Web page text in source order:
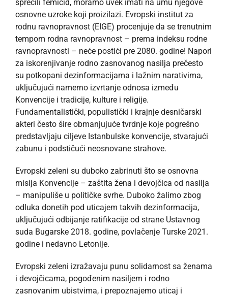
sprečili femicid, moramo uvek imati na umu njegove
osnovne uzroke koji proizilazi. Evropski institut za
rodnu ravnopravnost (EIGE) procenjuje da se trenutnim
tempom rodna ravnopravnost – prema indeksu rodne
ravnopravnosti – neće postići pre 2080. godine! Napori
za iskorenjivanje rodno zasnovanog nasilja prečesto
su potkopani dezinformacijama i lažnim narativima,
uključujući namerno izvrtanje odnosa između
Konvencije i tradicije, kulture i religije.
Fundamentalistički, populistički i krajnje desničarski
akteri često šire obmanjujuće tvrdnje koje pogrešno
predstavljaju ciljeve Istanbulske konvencije, stvarajući
zabunu i podstičući neosnovane strahove.
Evropski zeleni su duboko zabrinuti što se osnovna
misija Konvencije – zaštita žena i devojčica od nasilja
– manipuliše u političke svrhe. Duboko žalimo zbog
odluka donetih pod uticajem takvih dezinformacija,
uključujući odbijanje ratifikacije od strane Ustavnog
suda Bugarske 2018. godine, povlačenje Turske 2021.
godine i nedavno Letonije.
Evropski zeleni izražavaju punu solidarnost sa ženama
i devojčicama, pogođenim nasiljem i rodno
zasnovanim ubistvima, i prepoznajemo uticaj i